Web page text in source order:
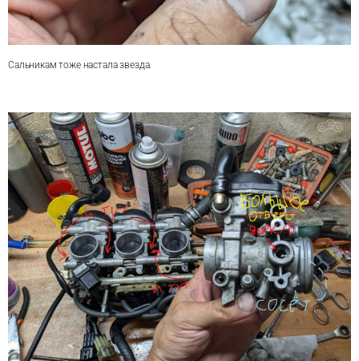
Сальникам тоже настала звезда.